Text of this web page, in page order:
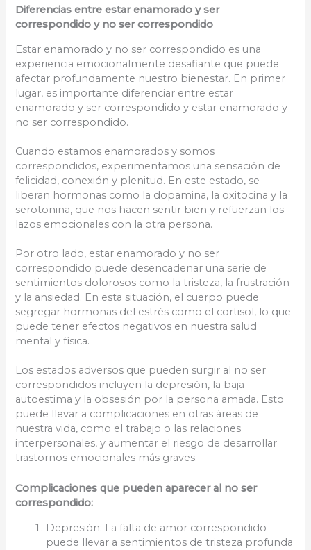
Diferencias entre estar enamorado y ser
correspondido y no ser correspondido
Estar enamorado y no ser correspondido es una
experiencia emocionalmente desafiante que puede
afectar profundamente nuestro bienestar. En primer
lugar, es importante diferenciar entre estar
enamorado y ser correspondido y estar enamorado y
no ser correspondido.
Cuando estamos enamorados y somos
correspondidos, experimentamos una sensación de
felicidad, conexión y plenitud. En este estado, se
liberan hormonas como la dopamina, la oxitocina y la
serotonina, que nos hacen sentir bien y refuerzan los
lazos emocionales con la otra persona.
Por otro lado, estar enamorado y no ser
correspondido puede desencadenar una serie de
sentimientos dolorosos como la tristeza, la frustración
y la ansiedad. En esta situación, el cuerpo puede
segregar hormonas del estrés como el cortisol, lo que
puede tener efectos negativos en nuestra salud
mental y física.
Los estados adversos que pueden surgir al no ser
correspondidos incluyen la depresión, la baja
autoestima y la obsesión por la persona amada. Esto
puede llevar a complicaciones en otras áreas de
nuestra vida, como el trabajo o las relaciones
interpersonales, y aumentar el riesgo de desarrollar
trastornos emocionales más graves.
Complicaciones que pueden aparecer al no ser
correspondido:
Depresión: La falta de amor correspondido
puede llevar a sentimientos de tristeza profunda